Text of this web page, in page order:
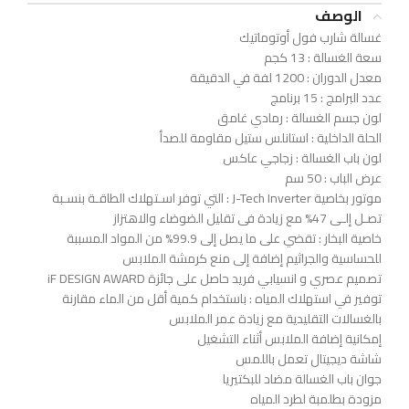
الوصف
غسالة شارب فول أوتوماتيك
سعة الغسالة : 13 كجم
معدل الدوران : 1200 لفة في الدقيقة
عدد البرامج : 15 برنامج
لون جسم الغسالة : رمادي غامق
الحلة الداخلية : استانلس ستيل مقاومة للصدأ
لون باب الغسالة : زجاجي عاكس
عرض الباب : 50 سم
موتور بخاصية J-Tech Inverter : التي توفر اسـتهلاك الطاقـة بنسـبة
تصـل إلـى 47% مع زيادة فى تقليل الضوضاء والاهتزاز
خاصية البخار : تقضي على ما يصل إلى 99.9% من المواد المسببة
للحساسية والجراثيم إضافة إلى منع كرمشة الملابس
تصميم عصري و انسيابي فريد حاصل على جائزة iF DESIGN AWARD
توفير في استهلاك المياه : باستخدام كمية أقل من الماء مقارنة
بالغسالات التقليدية مع زيادة عمر الملابس
إمكانية إضافة الملابس أثناء التشغيل
شاشة ديجيتال تعمل باللمس
جوان باب الغسالة مضاد للبكتيريا
مزودة بطلمبة لطرد المياه